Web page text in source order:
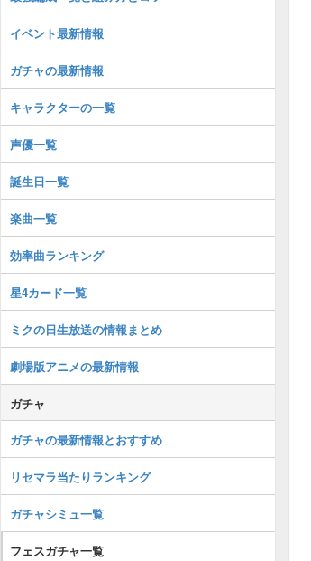
イベント最新情報
ガチャの最新情報
キャラクターの一覧
声優一覧
誕生日一覧
楽曲一覧
効率曲ランキング
星4カード一覧
ミクの日生放送の情報まとめ
劇場版アニメの最新情報
ガチャ
ガチャの最新情報とおすすめ
リセマラ当たりランキング
ガチャシミュ一覧
フェスガチャ一覧